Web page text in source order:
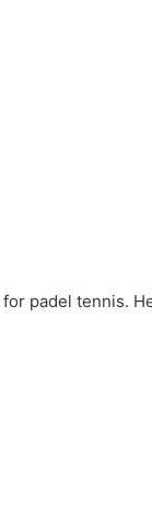
padel tennis.